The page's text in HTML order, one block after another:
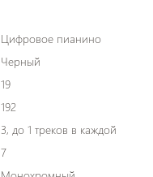
Цифровое пианино
Черный
19
192
3, до 1 треков в каждой
7